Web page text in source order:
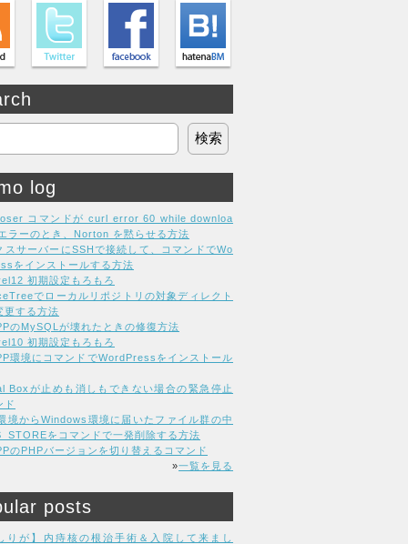
log
コマンドが curl error 60 while downloa
ラーのとき、Norton を黙らせる方法
スサーバーにSSHで接続して、コマンドでWo
をインストールする方法
初期設定もろもろ
でローカルリポジトリの対象ディレクト
更する方法
のMySQLが壊れたときの修復方法
初期設定もろもろ
環境にコマンドでWordPressをインストール
Boxが止めも消しもできない場合の緊急停止
ド
境からWindows環境に届いたファイル群の中
をコマンドで一発削除する方法
のPHPバージョンを切り替えるコマンド
»一覧を見る
posts
りが】内痔核の根治手術＆入院して来まし